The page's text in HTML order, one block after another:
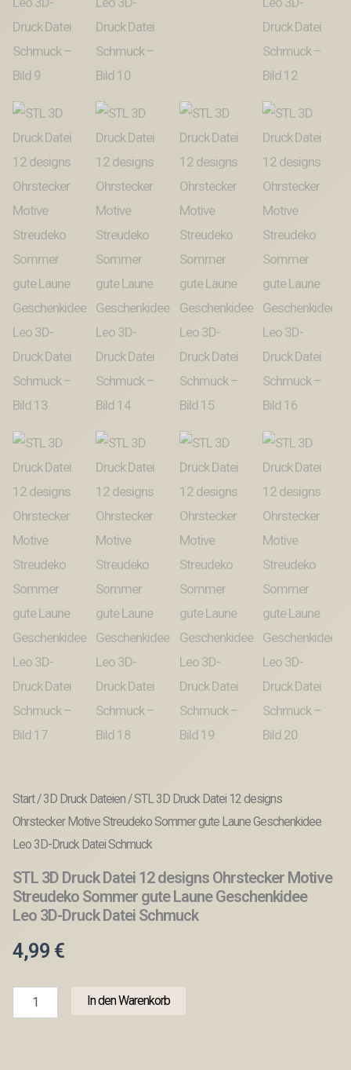
Start/3D Druck Dateien/ STL 3D Druck Datei 12 designs
Ohrstecker Motive Streudeko Sommer gute Laune Geschenkidee
Leo 3D-Druck Datei Schmuck
STL 3D Druck Datei 12 designs Ohrstecker Motive
Streudeko Sommer gute Laune Geschenkidee
Leo 3D-Druck Datei Schmuck
4,99 €
In den Warenkorb